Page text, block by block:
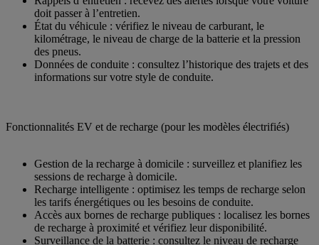
doit passer à l’entretien.
État du véhicule : vérifiez le niveau de carburant, le
kilométrage, le niveau de charge de la batterie et la pression
des pneus.
Données de conduite : consultez l’historique des trajets et des
informations sur votre style de conduite.
Fonctionnalités EV et de recharge (pour les modèles électrifiés)
Gestion de la recharge à domicile : surveillez et planifiez les
sessions de recharge à domicile.
Recharge intelligente : optimisez les temps de recharge selon
les tarifs énergétiques ou les besoins de conduite.
Accès aux bornes de recharge publiques : localisez les bornes
de recharge à proximité et vérifiez leur disponibilité.
Surveillance de la batterie : consultez le niveau de recharge